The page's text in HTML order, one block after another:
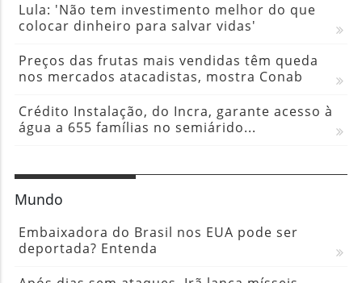
Lula: 'Não tem investimento melhor do que
colocar dinheiro para salvar vidas'
Preços das frutas mais vendidas têm queda
nos mercados atacadistas, mostra Conab
Crédito Instalação, do Incra, garante acesso à
água a 655 famílias no semiárido...
Mundo
Embaixadora do Brasil nos EUA pode ser
deportada? Entenda